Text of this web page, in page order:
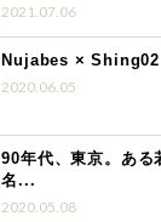
2021.07.06
Nujabes ×
2020.06.05
90年代、東京。あ
名...
2020.05.08